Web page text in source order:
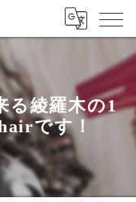
る綾羅木の1
です！